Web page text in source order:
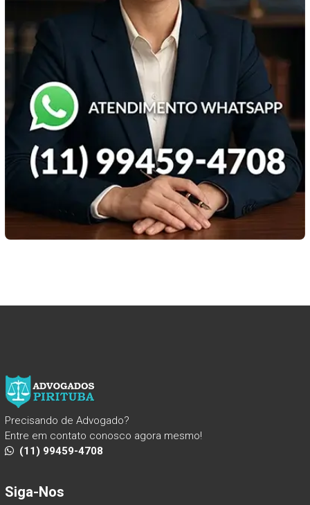
Precisando de Advogado?
Entre em contato conosco agora mesmo!
(11) 99459-4708
Siga-Nos